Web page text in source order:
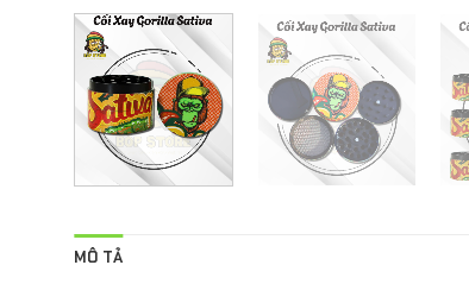
MÔ TẢ